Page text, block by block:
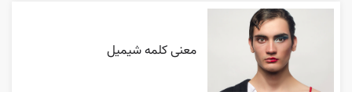
معنی کلمه شیمیل